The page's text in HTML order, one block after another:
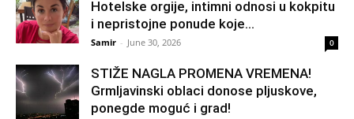
Hotelske orgije, intimni odnosi u kokpitu
i nepristojne ponude koje...
Samir - June 30, 2026 0
STIŽE NAGLA PROMENA VREMENA!
Grmljavinski oblaci donose pljuskove,
ponegde moguć i grad!